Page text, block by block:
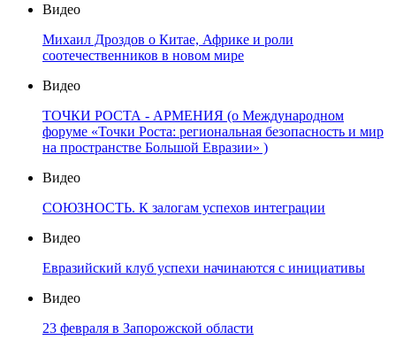
Видео
Михаил Дроздов о Китае, Африке и роли
соотечественников в новом мире
Видео
ТОЧКИ РОСТА - АРМЕНИЯ (о Международном
форуме «Точки Роста: региональная безопасность и мир
на пространстве Большой Евразии» )
Видео
СОЮЗНОСТЬ. К залогам успехов интеграции
Видео
Евразийский клуб успехи начинаются с инициативы
Видео
23 февраля в Запорожской области